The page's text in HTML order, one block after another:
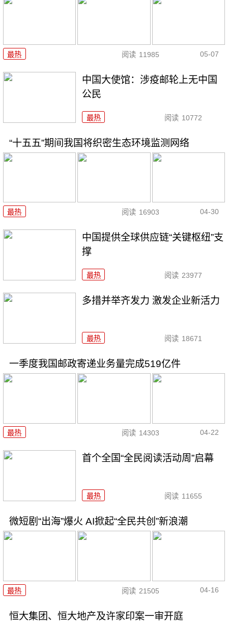
最热 阅读 11985 05-07
中国大使馆：涉疫邮轮上无中国
公民
最热 阅读 10772
“十五五”期间我国将织密生态环境监测网络
最热 阅读 16903 04-30
中国提供全球供应链“关键枢纽”支
撑
最热 阅读 23977
多措并举齐发力 激发企业新活力
最热 阅读 18671
一季度我国邮政寄递业务量完成519亿件
最热 阅读 14303 04-22
首个全国“全民阅读活动周”启幕
最热 阅读 11655
微短剧“出海”爆火 AI掀起“全民共创”新浪潮
最热 阅读 21505 04-16
恒大集团、恒大地产及许家印案一审开庭